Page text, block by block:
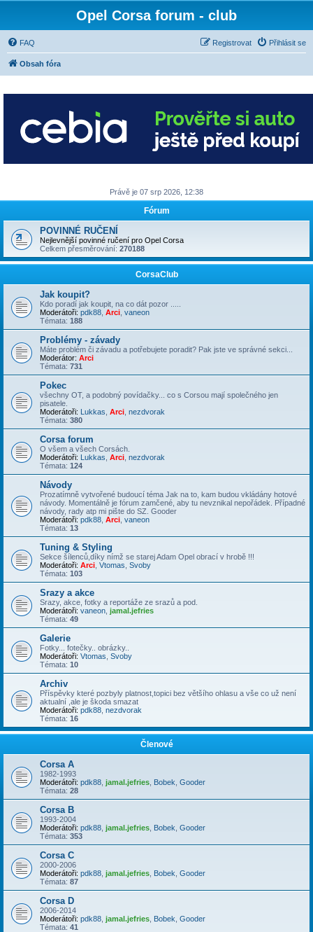
Opel Corsa forum - club
FAQ Přihlásit se
Registrovat
Obsah fóra
Právě je 07 srp 2026, 12:38
Fórum
POVINNÉ RUČENÍ
Nejlevnější povinné ručení pro Opel Corsa
Celkem přesměrování: 270188
CorsaClub
Jak koupit?
Kdo poradí jak koupit, na co dát pozor .....
Moderátoři: pdk88 Arci vaneon
Témata: 188
Problémy - závady
Máte problém či závadu a potřebujete poradit? Pak jste ve správné sekci...
Moderátor: Arci
Témata: 731
Pokec
všechny OT, a podobný povídačky... co s Corsou mají společného jen
pisatele.
Moderátoři: Lukkas Arci nezdvorak
Témata: 380
Corsa forum
O všem a všech Corsách.
Moderátoři: Lukkas Arci nezdvorak
Témata: 124
Návody
Prozatímně vytvořené budoucí téma Jak na to, kam budou vkládány hotové
návody. Momentálně je fórum zamčené, aby tu nevznikal nepořádek. Případné
návody, rady atp mi pište do SZ. Gooder
Moderátoři: pdk88 Arci vaneon
Témata: 13
Tuning & Styling
Sekce šílenců,díky nímž se starej Adam Opel obrací v hrobě !!!
Moderátoři: Arci Vtomas Svoby
Témata: 103
Srazy a akce
Srazy, akce, fotky a reportáže ze srazů a pod.
Moderátoři: vaneon jamal.jefries
Témata: 49
Galerie
Fotky... fotečky.. obrázky..
Moderátoři: Vtomas Svoby
Témata: 10
Archiv
Příspěvky které pozbyly platnost,topici bez většího ohlasu a vše co už není
aktualní ,ale je škoda smazat
Moderátoři: pdk88 nezdvorak
Témata: 16
Členové
Corsa A
1982-1993
Moderátoři: pdk88 jamal.jefries Bobek Gooder
Témata: 28
Corsa B
1993-2004
Moderátoři: pdk88 jamal.jefries Bobek Gooder
Témata: 353
Corsa C
2000-2006
Moderátoři: pdk88 jamal.jefries Bobek Gooder
Témata: 87
Corsa D
2006-2014
Moderátoři: pdk88 jamal.jefries Bobek Gooder
Témata: 41